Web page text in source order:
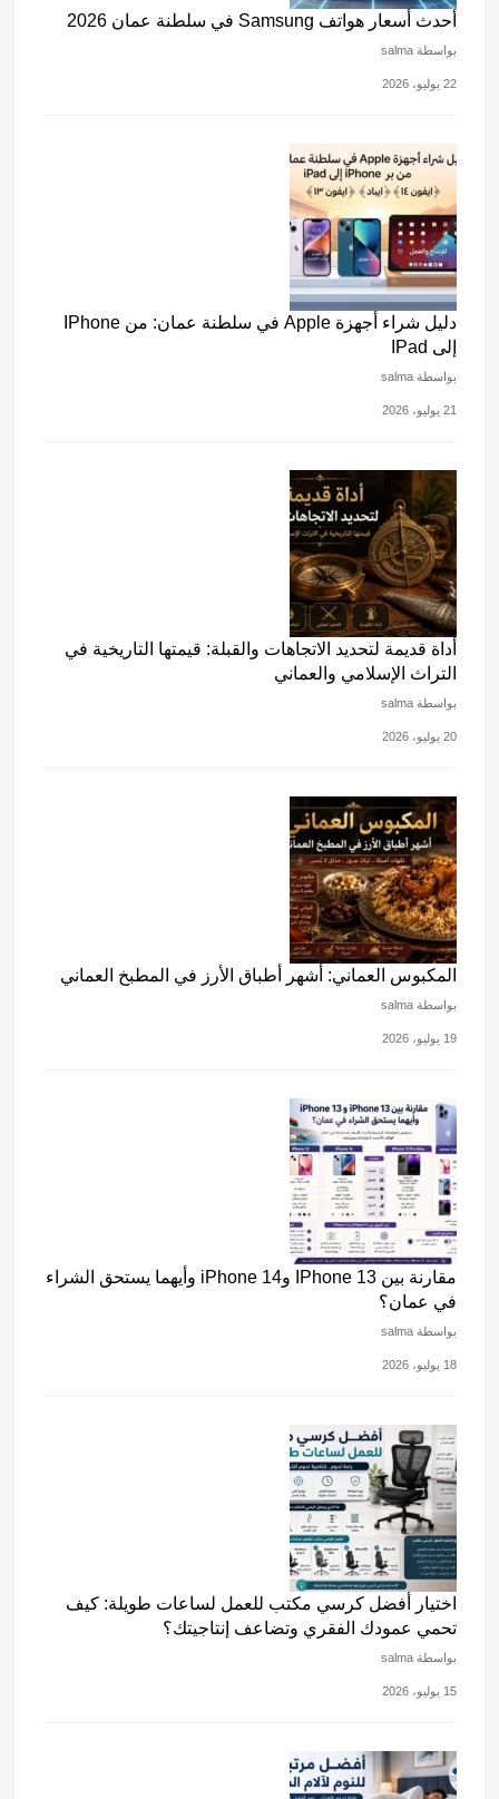
أحدث أسعار هواتف Samsung في سلطنة عمان 2026
بواسطة salma
22 يوليو، 2026
دليل شراء أجهزة Apple في سلطنة عمان: من IPhone
إلى IPad
بواسطة salma
21 يوليو، 2026
أداة قديمة لتحديد الاتجاهات والقبلة: قيمتها التاريخية في
التراث الإسلامي والعماني
بواسطة salma
20 يوليو، 2026
المكبوس العماني: أشهر أطباق الأرز في المطبخ العماني
بواسطة salma
19 يوليو، 2026
مقارنة بين IPhone 13 وiPhone 14 وأيهما يستحق الشراء
في عمان؟
بواسطة salma
18 يوليو، 2026
اختيار أفضل كرسي مكتب للعمل لساعات طويلة: كيف
تحمي عمودك الفقري وتضاعف إنتاجيتك؟
بواسطة salma
15 يوليو، 2026